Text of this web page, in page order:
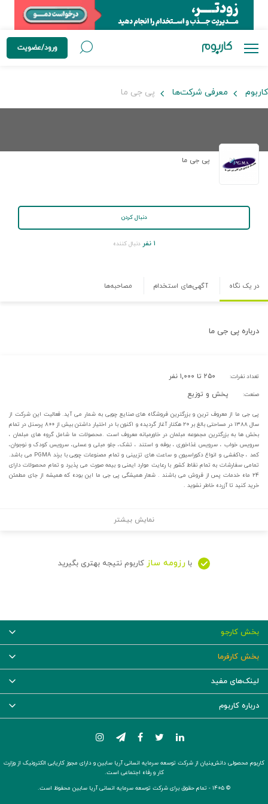
ورود/عضویت
کاربوم معرفی شرکت‌ها پی جی ما
پی جی ما
دنبال کردن
۱ نفر دنبال کننده
در یک نگاه آگهی‌های استخدام مصاحبه‌ها
درباره پی جی ما
تعداد نفرات: ۲۵۰ تا ۱,۰۰۰ نفر
صنعت: پخش و توزیع
پی جی ما از معروف ترین و بزرگترین فروشگاه های صنایع چوبی به شمار می آید. فعالیت این شرکت از
سال ۱۳۸۸ در مساحتی بالغ بر ۲۰ هکتار آغاز گردیده و اکنون با در اختیار داشتن بیش از ۸۰۰ پرسنل در تمام
بخش ها به بزرگترین مجموعه مبلمان در خاورمیانه معروف است .محصولات ما شامل گروه های مبلمان ،
سرویس خواب ، سرویس غذاخوری ، بوفه و استند ، تشک، جلو مبلی و عسلی، سرویس کودک و نوجوان،
کمد ، جاکفشی و انواع دکوراسیون و ساعت های تزیینی و تمام مصنوعات چوبی با برند PGMA می باشد.
تمامی سفارشات به تمام نقاط کشور با رعایت موارد ایمنی و بیمه صورت می پذیرد و تمام محصولات دارای
۲۴ ماه خدمات پس از فروش می باشند . شعار همیشگی پی جی ما این بوده که همیشه از جای مطمئن
خرید کنید تا آزرده خاطر نشوید .
نمایش بیشتر
با رزومه ساز کاربوم نتیجه بهتری بگیرید
بخش کارجو
بخش کارفرما
لینک‌های مفید
درباره کاربوم
کاربوم محصولی دانش‌بنیان از شرکت توسعه سرمایه انسانی آریا سابین و دارای مجوز کاریابی الکترونیک از وزارت
کار و رفاه اجتماعی است.
© ۱۴۰۵ -
تمام حقوق برای شرکت توسعه سرمایه انسانی آریا سابین محفوظ است.